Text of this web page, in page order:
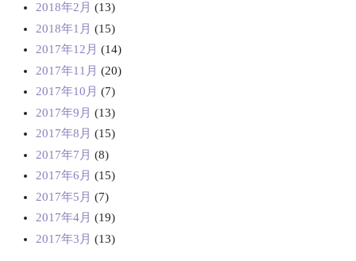
2018年2月 (13)
2018年1月 (15)
2017年12月 (14)
2017年11月 (20)
2017年10月 (7)
2017年9月 (13)
2017年8月 (15)
2017年7月 (8)
2017年6月 (15)
2017年5月 (7)
2017年4月 (19)
2017年3月 (13)